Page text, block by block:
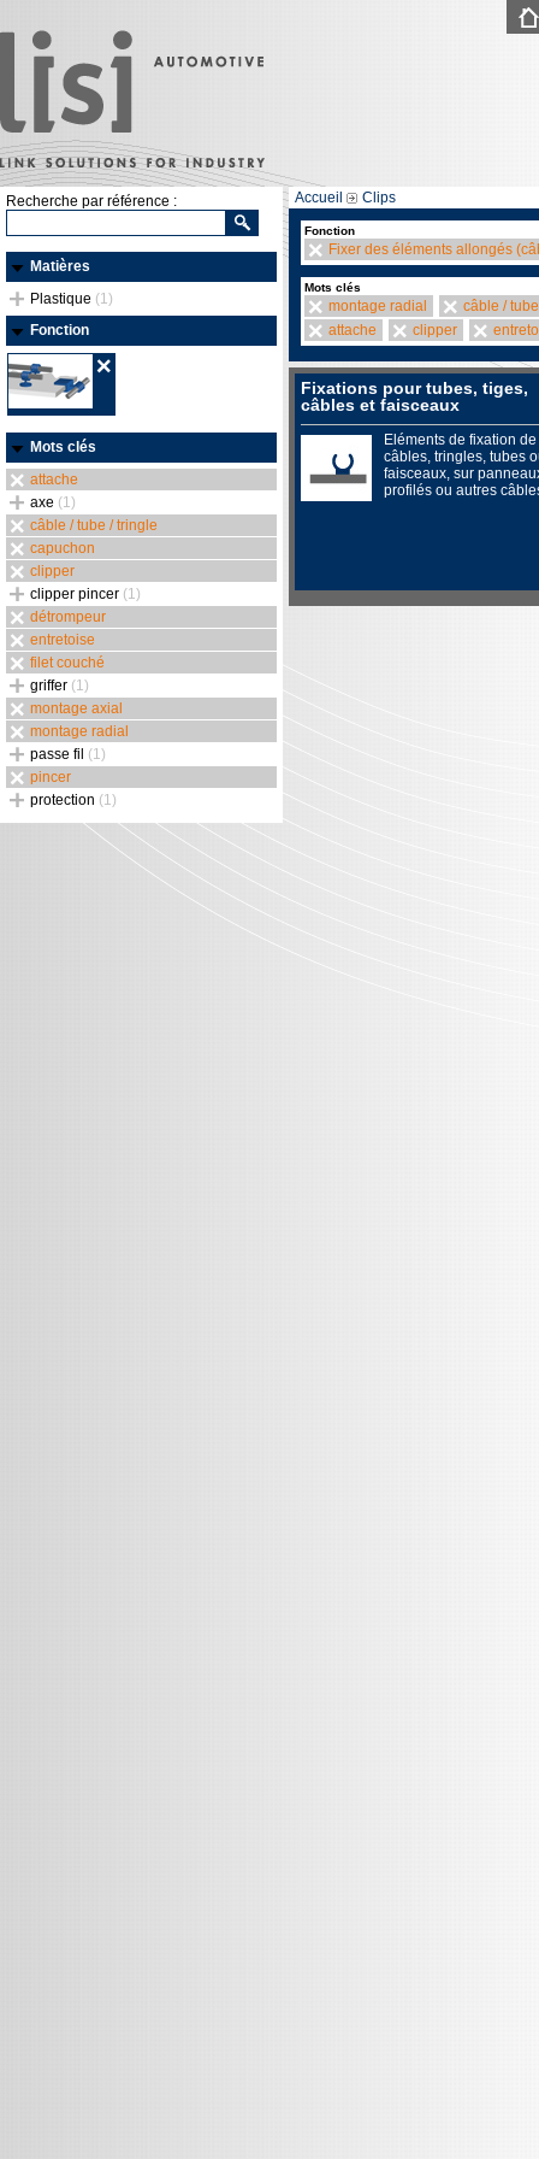
Recherche par référence :
Matières
Plastique (1)
Fonction
Mots clés
attache
axe (1)
câble / tube / tringle
capuchon
clipper
clipper pincer (1)
détrompeur
entretoise
filet couché
griffer (1)
montage axial
montage radial
passe fil (1)
pincer
protection (1)
Accueil Clips
Fonction
Fixer des éléments allongés
Mots clés
montage radial
câble /
attache
clipper
Fixations pour tubes, tiges,
câbles et faisceaux
Eléments de fixation de
câbles, tringles, tubes
faisceaux, sur
profilés ou autres